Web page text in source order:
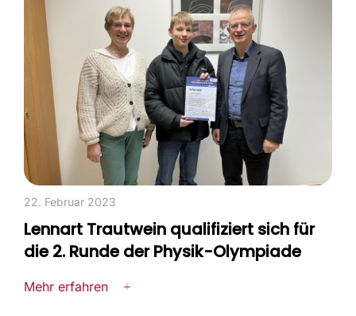
22. Februar 2023
Lennart Trautwein qualifiziert sich für
die 2. Runde der Physik-Olympiade
Mehr erfahren